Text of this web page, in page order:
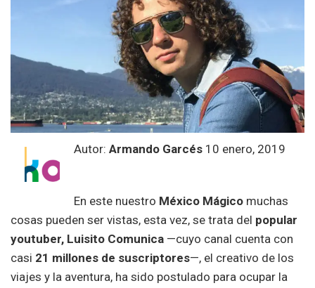
Autor: Armando Garcés 10 enero, 2019
En este nuestro México Mágico muchas
cosas pueden ser vistas, esta vez, se trata del popular
youtuber, Luisito Comunica —cuyo canal cuenta con
casi 21 millones de suscriptores—, el creativo de los
viajes y la aventura, ha sido postulado para ocupar la